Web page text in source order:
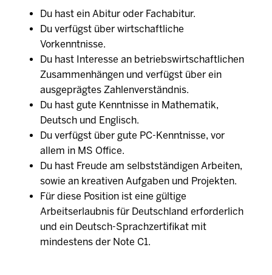
Du hast ein Abitur oder Fachabitur.
Du verfügst über wirtschaftliche
Vorkenntnisse.
Du hast Interesse an betriebswirtschaftlichen
Zusammenhängen und verfügst über ein
ausgeprägtes Zahlenverständnis.
Du hast gute Kenntnisse in Mathematik,
Deutsch und Englisch.
Du verfügst über gute PC-Kenntnisse, vor
allem in MS Office.
Du hast Freude am selbstständigen Arbeiten,
sowie an kreativen Aufgaben und Projekten.
Für diese Position ist eine gültige
Arbeitserlaubnis für Deutschland erforderlich
und ein Deutsch-Sprachzertifikat mit
mindestens der Note C1.